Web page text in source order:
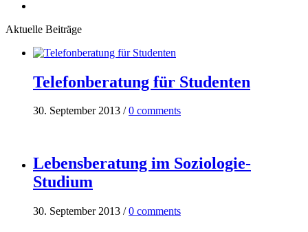
Aktuelle Beiträge
Telefonberatung für Studenten
30. September 2013 /0 comments
Lebensberatung im Soziologie-
Studium
30. September 2013 /0 comments